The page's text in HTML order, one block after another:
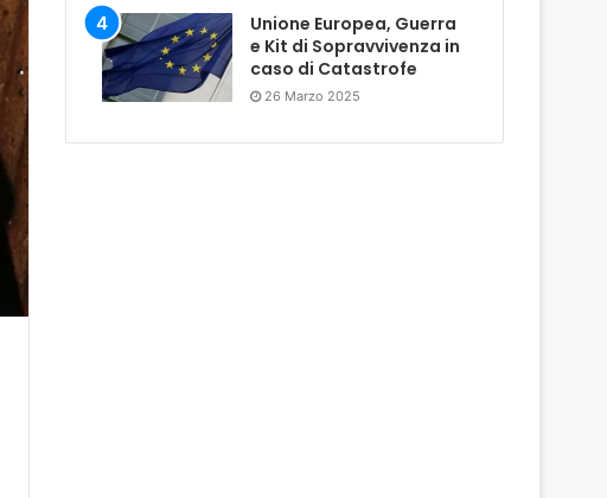
Unione Europea, Guerra
e Kit di Sopravvivenza in
caso di Catastrofe
26 Marzo 2025